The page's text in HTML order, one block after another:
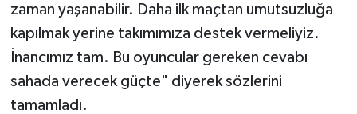
zaman yaşanabilir. Daha ilk maçtan umutsuzluğa
kapılmak yerine takımımıza destek vermeliyiz.
İnancımız tam. Bu oyuncular gereken cevabı
sahada verecek güçte" diyerek sözlerini
tamamladı.